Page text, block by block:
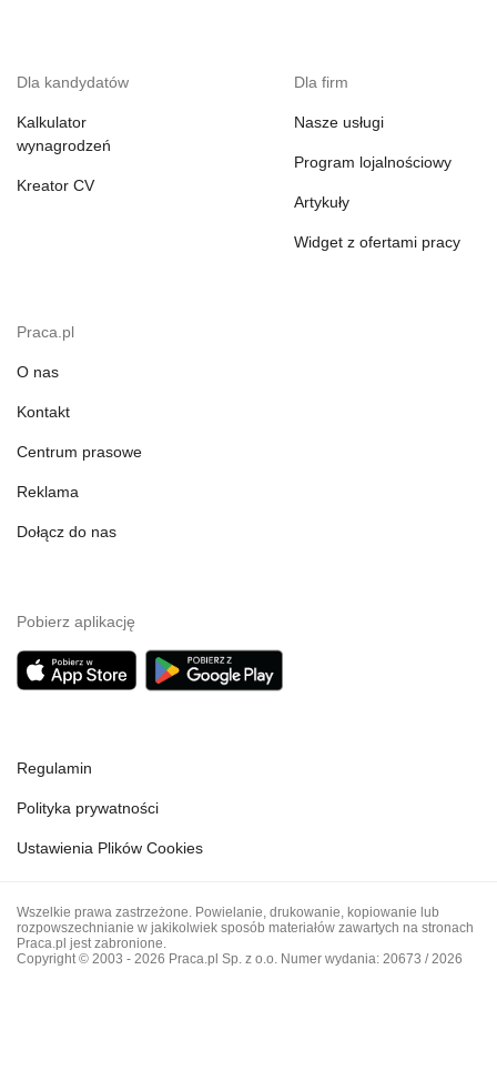
Dla kandydatów
Kalkulator
wynagrodzeń
Kreator CV
Dla firm
Nasze usługi
Program lojalnościowy
Artykuły
Widget z ofertami pracy
Praca.pl
O nas
Kontakt
Centrum prasowe
Reklama
Dołącz do nas
Pobierz aplikację
Regulamin
Polityka prywatności
Ustawienia Plików Cookies
Wszelkie prawa zastrzeżone. Powielanie, drukowanie, kopiowanie lub
rozpowszechnianie w jakikolwiek sposób materiałów zawartych na stronach
Praca.pl jest zabronione.
Copyright © 2003 - 2026 Praca.pl Sp. z o.o. Numer wydania: 20673 / 2026